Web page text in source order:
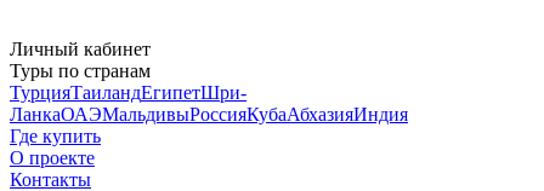
Личный кабинет
Туры по странам
ТурцияТаиландЕгипетШри-
ЛанкаОАЭМальдивыРоссияКубаАбхазияИндия
Где купить
О проекте
Контакты